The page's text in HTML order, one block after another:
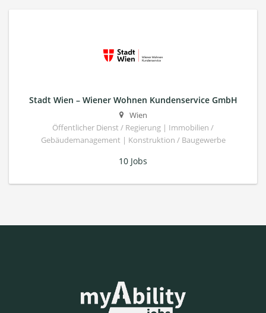
Stadt Wien – Wiener Wohnen Kundenservice GmbH
Wien
Öffentlicher Dienst / Regierung | Immobilien /
Gebäudemanagement | Konstruktion / Baugewerbe
10 Jobs